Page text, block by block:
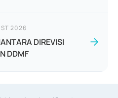
2026
DIREVISI
DDMF